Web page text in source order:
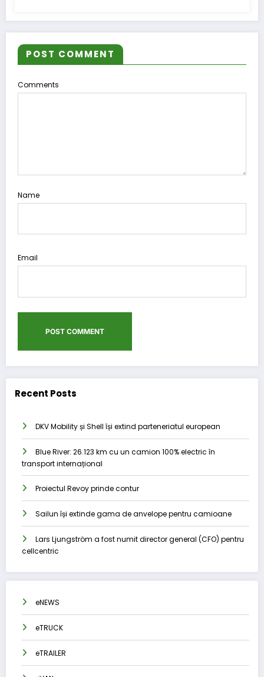
POST COMMENT
Comments
Name
Email
Recent Posts
DKV Mobility și Shell își extind parteneriatul european
Blue River: 26.123 km cu un camion 100% electric în
transport internațional
Proiectul Revoy prinde contur
Sailun își extinde gama de anvelope pentru camioane
Lars Ljungström a fost numit director general (CFO) pentru
cellcentric
eNEWS
eTRUCK
eTRAILER